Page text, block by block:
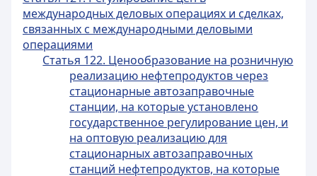
международных деловых операциях и сделках,
связанных с международными деловыми
операциями
Статья 122. Ценообразование на розничную
реализацию нефтепродуктов через
стационарные автозаправочные
станции, на которые установлено
государственное регулирование цен, и
на оптовую реализацию для
стационарных автозаправочных
станций нефтепродуктов, на которые